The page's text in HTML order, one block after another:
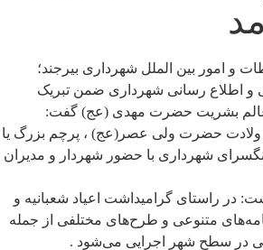
و امور بین الملل شهرداری بیرجند؛
و اطلاع رسانی شهرداری ضمن تبریک
بشریت حضرت مهدی (عج) گفت:
ولادت حضرت ولی عصر(عج) ، پرچم بزرگ یا
شهرداری با حضور شهردار و مدیران
در راستای گرامیداشت اعیاد شعبانیه‌ و
متنوعی‌ و طرح‌های مختلفی از جمله
در سطح شهر اجرایی می‌شود .